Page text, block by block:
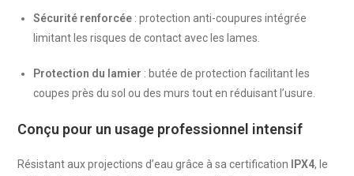
Sécurité renforcée : protection anti-coupures intégrée
limitant les risques de contact avec les lames.
Protection du lamier : butée de protection facilitant les
coupes près du sol ou des murs tout en réduisant l’usure.
Conçu pour un usage professionnel intensif
Résistant aux projections d’eau grâce à sa certification IPX4, le